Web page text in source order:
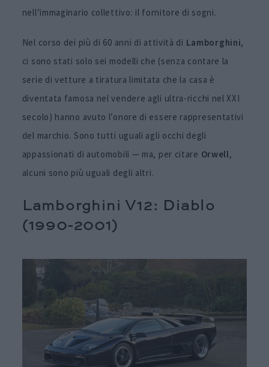
nell’immaginario collettivo: il fornitore di sogni.
Nel corso dei più di 60 anni di attività di Lamborghini,
ci sono stati solo sei modelli che (senza contare la
serie di vetture a tiratura limitata che la casa è
diventata famosa nel vendere agli ultra-ricchi nel XXI
secolo) hanno avuto l’onore di essere rappresentativi
del marchio. Sono tutti uguali agli occhi degli
appassionati di automobili — ma, per citare Orwell,
alcuni sono più uguali degli altri.
Lamborghini V12: Diablo
(1990-2001)